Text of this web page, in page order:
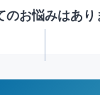
のお悩みはあり